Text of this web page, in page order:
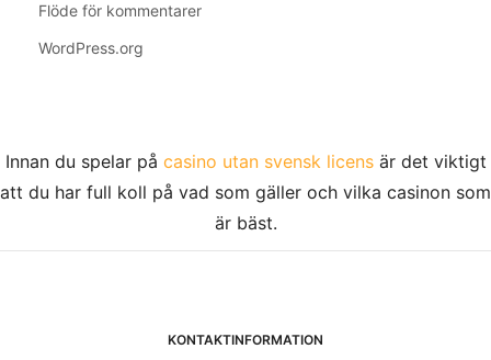
Flöde för kommentarer
WordPress.org
Innan du spelar på casino utan svensk licensär det viktigt
att du har full koll på vad som gäller och vilka casinon som
är bäst.
KONTAKTINFORMATION